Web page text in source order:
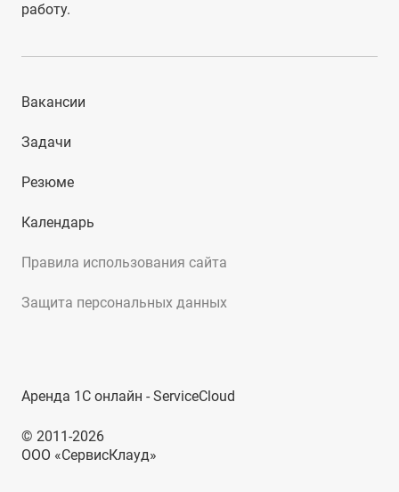
работу.
Правила использования сайта
Защита персональных данных
Вакансии
Задачи
Резюме
Календарь
Аренда 1С онлайн - ServiceCloud
© 2011-2026
ООО «СервисКлауд»